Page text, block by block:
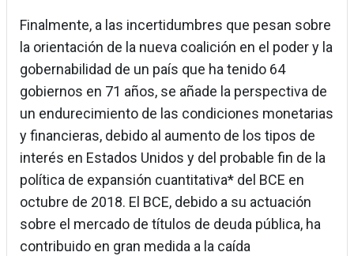
Finalmente, a las incertidumbres que pesan sobre
la orientación de la nueva coalición en el poder y la
gobernabilidad de un país que ha tenido 64
gobiernos en 71 años, se añade la perspectiva de
un endurecimiento de las condiciones monetarias
y financieras, debido al aumento de los tipos de
interés en Estados Unidos y del probable fin de la
política de expansión cuantitativa* del BCE en
octubre de 2018. El BCE, debido a su actuación
sobre el mercado de títulos de deuda pública, ha
contribuido en gran medida a la caída